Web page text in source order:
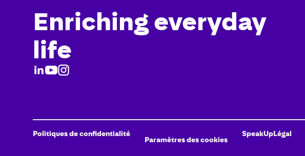
Enriching everyday
life
Politiques de confidentialité
Paramètres des cookies
SpeakUpLégal